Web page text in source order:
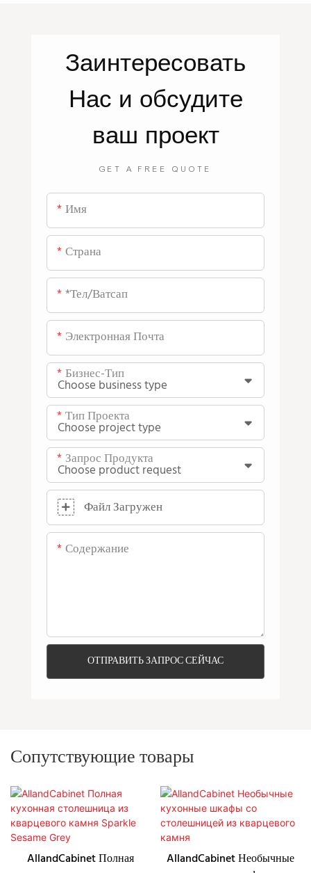
Заинтересовать
Нас и обсудите
ваш проект
GET A FREE QUOTE
Имя
Страна
*тел/ватсап
Электронная Почта
Бизнес-Тип
Тип Проекта
Запрос Продукта
Файл Загружен
Содержание
ОТПРАВИТЬ ЗАПРОС СЕЙЧАС
Сопутствующие товары
AllandCabinet Полная
AllandCabinet Необычные